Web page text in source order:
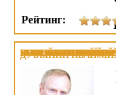
МАМАЕВ ЛЕОНИД
ГЕОРГИЕВСКИЙ
ПОПОВ ГЕОРГИЙ
ПОБОЙКО
РОТФОРТ МИХАИЛ
СЯБРЕНКО
ШПЕТ АНАТОЛИЙ
Рейтинг:
ДУБЫНИН ИВАН